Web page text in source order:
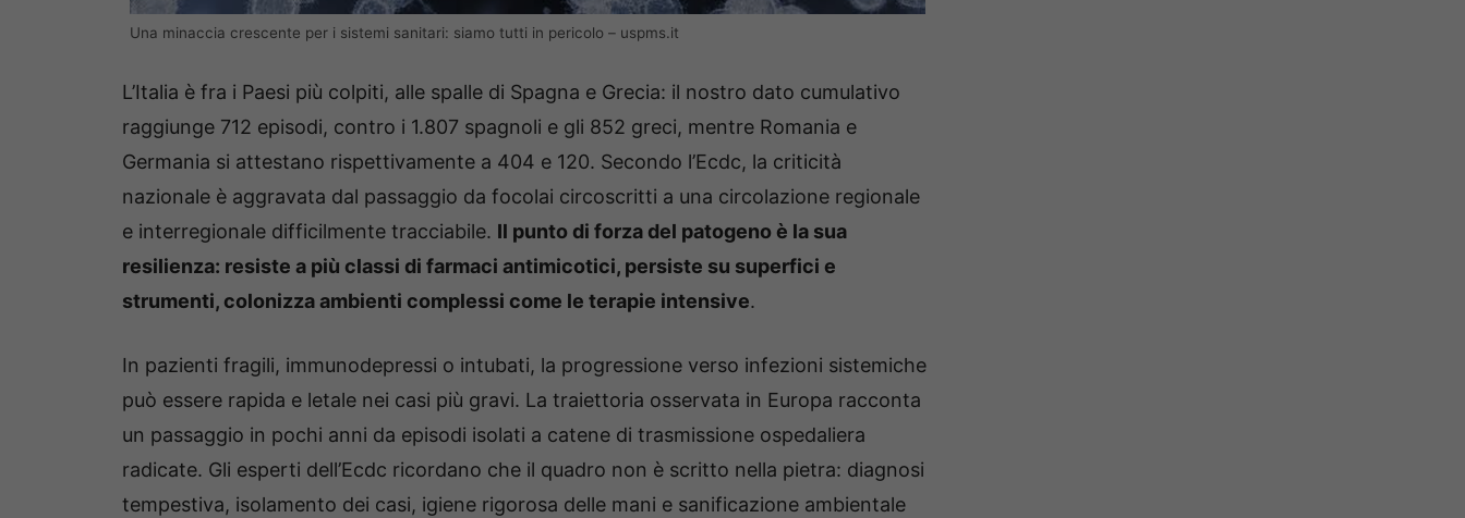
Una minaccia crescente per i sistemi sanitari: siamo tutti in pericolo – uspms.it
L’Italia è fra i Paesi più colpiti, alle spalle di Spagna e Grecia: il nostro dato cumulativo
raggiunge 712 episodi, contro i 1.807 spagnoli e gli 852 greci, mentre Romania e
Germania si attestano rispettivamente a 404 e 120. Secondo l’Ecdc, la criticità
nazionale è aggravata dal passaggio da focolai circoscritti a una circolazione regionale
e interregionale difficilmente tracciabile. Il punto di forza del patogeno è la sua
resilienza: resiste a più classi di farmaci antimicotici, persiste su superfici e
strumenti, colonizza ambienti complessi come le terapie intensive.
In pazienti fragili, immunodepressi o intubati, la progressione verso infezioni sistemiche
può essere rapida e letale nei casi più gravi. La traiettoria osservata in Europa racconta
un passaggio in pochi anni da episodi isolati a catene di trasmissione ospedaliera
radicate. Gli esperti dell’Ecdc ricordano che il quadro non è scritto nella pietra: diagnosi
tempestiva, isolamento dei casi, igiene rigorosa delle mani e sanificazione ambientale